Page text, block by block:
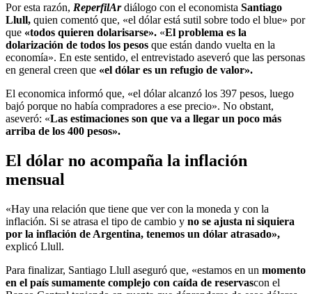
Por esta razón, ReperfilArdiálogo con el economista Santiago
Llull, quien comentó que, «el dólar está sutil sobre todo el blue» por
que «todos quieren dolarisarse». «El problema es la
dolarización de todos los pesos que están dando vuelta en la
economía». En este sentido, el entrevistado aseveró que las personas
en general creen que «el dólar es un refugio de valor».
El economica informó que, «el dólar alcanzó los 397 pesos, luego
bajó porque no había compradores a ese precio». No obstant,
aseveró: «Las estimaciones son que va a llegar un poco más
arriba de los 400 pesos».
El dólar no acompaña la inflación
mensual
«Hay una relación que tiene que ver con la moneda y con la
inflación. Si se atrasa el tipo de cambio y no se ajusta ni siquiera
por la inflación de Argentina, tenemos un dólar atrasado»,
explicó Llull.
Para finalizar, Santiago Llull aseguró que, «estamos en un momento
en el país sumamente complejo con caída de reservascon el